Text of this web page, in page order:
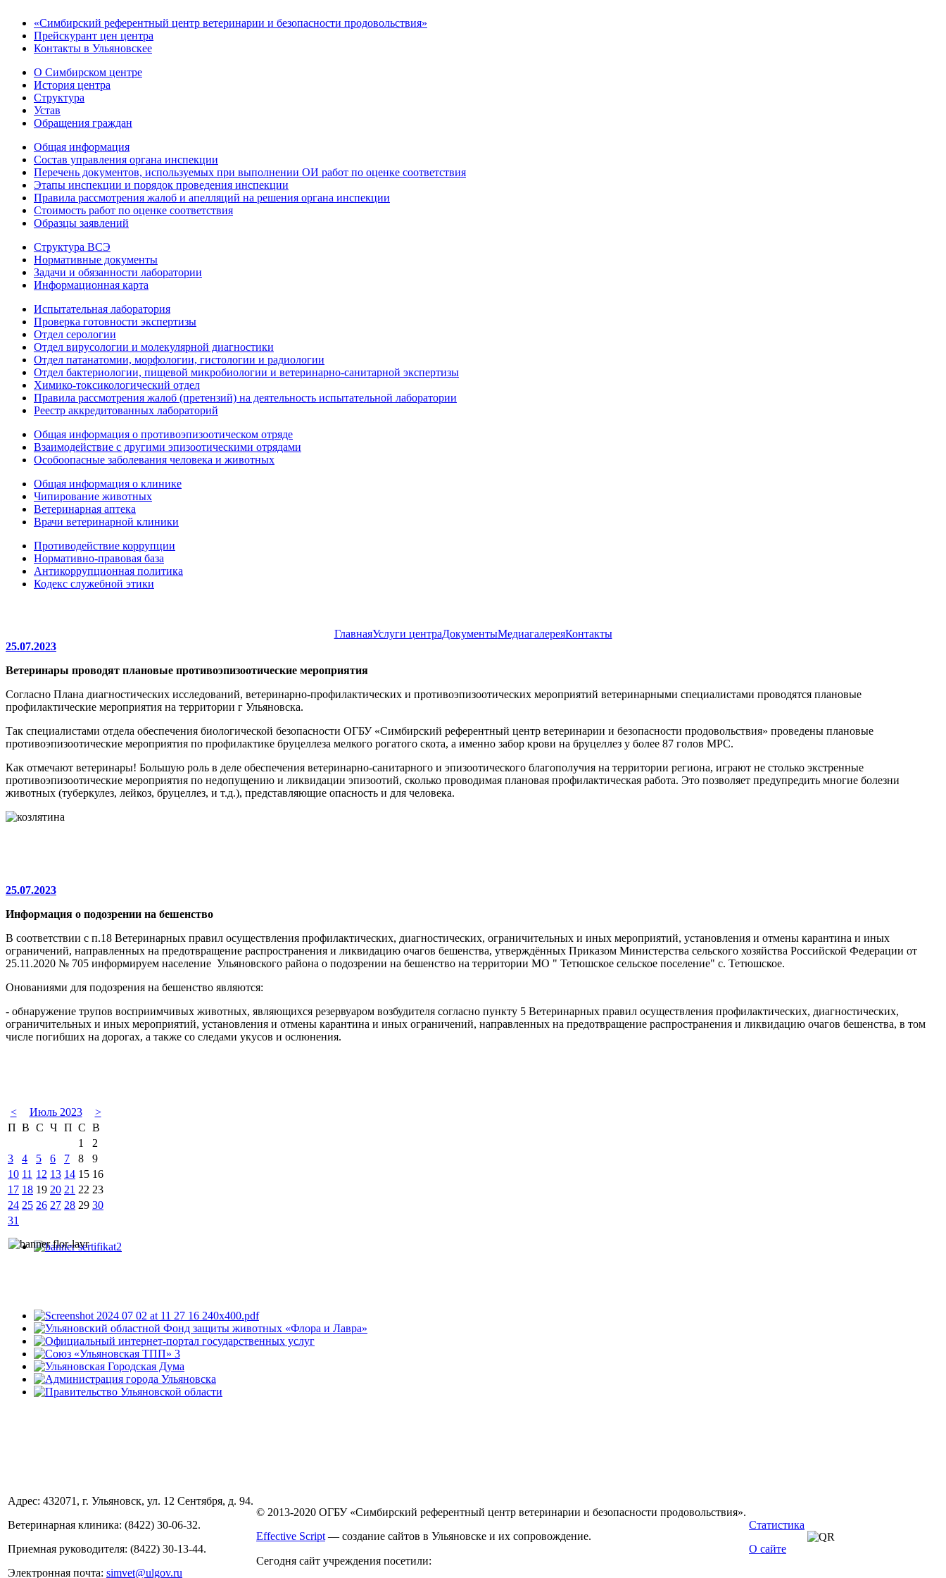
«Сим­бирс­кий референтный центр ве­тери­нар­ии и безопасности продовольствия»
Прейскурант цен центра
Контакты в Ульяновскее
О Симбирском центре
История центра
Структура
Устав
Обращения граждан
Общая информация
Состав управления органа инспекции
Перечень документов, используемых при выполнении ОИ работ по оценке соответствия
Этапы инспекции и порядок проведения инспекции
Правила рассмотрения жалоб и апелляций на решения органа инспекции
Стоимость работ по оценке соответствия
Образцы заявлений
Структура ВСЭ
Нормативные документы
Задачи и обязанности лаборатории
Информационная карта
Испытательная лаборатория
Проверка готовности экспертизы
Отдел серологии
Отдел вирусологии и молекулярной диагностики
Отдел патанатомии, морфологии, гистологии и радиологии
Отдел бактериологии, пищевой микробиологии и ветеринарно-санитарной экспертизы
Химико-токсикологический отдел
Правила рассмотрения жалоб (претензий) на деятельность испытательной лаборатории
Реестр аккредитованных лабораторий
Общая информация о противоэпизоотическом отряде
Взаимодействие с другими эпизоотическими отрядами
Особоопасные заболевания человека и животных
Общая информация о клинике
Чипирование животных
Ветеринарная аптека
Врачи ветеринарной клиники
Противодействие коррупции
Нормативно-правовая база
Антикоррупционная политика
Кодекс служебной этики
ГлавнаяУслуги центраДокументыМедиагалереяКонтакты
25.07.2023
Ветеринары проводят плановые противоэпизоотические мероприятия
Согласно Плана диагностических исследований, ветеринарно-профилактических и противоэпизоотических мероприятий ветеринарными специалистами проводятся плановые
профилактические мероприятия на территории г Ульяновска.
Так специалистами отдела обеспечения биологической безопасности ОГБУ «Симбирский референтный центр ветеринарии и безопасности продовольствия» проведены плановые
противоэпизоотические мероприятия по профилактике бруцеллеза мелкого рогатого скота, а именно забор крови на бруцеллез у более 87 голов МРС.
Как отмечают ветеринары! Большую роль в деле обеспечения ветеринарно-санитарного и эпизоотического благополучия на территории региона, играют не столько экстренные
противоэпизоотические мероприятия по недопущению и ликвидации эпизоотий, сколько проводимая плановая профилактическая работа. Это позволяет предупредить многие болезни
животных (туберкулез, лейкоз, бруцеллез, и т.д.), представляющие опасность и для человека.
25.07.2023
Информация о подозрении на бешенство
В соответствии с п.18 Ветеринарных правил осуществления профилактических, диагностических, ограничительных и иных мероприятий, установления и отмены карантина и иных
ограничений, направленных на предотвращение распространения и ликвидацию очагов бешенства, утверждённых Приказом Министерства сельского хозяйства Российской Федерации от
25.11.2020 № 705 информируем население Ульяновского района о подозрении на бешенство на территории МО " Тетюшское сельское поселение" с. Тетюшское.
Онованиями для подозрения на бешенство являются:
- обнаружение трупов восприимчивых животных, являющихся резервуаром возбудителя согласно пункту 5 Ветеринарных правил осуществления профилактических, диагностических,
ограничительных и иных мероприятий, установления и отмены карантина и иных ограничений, направленных на предотвращение распространения и ликвидацию очагов бешенства, в том
числе погибших на дорогах, а также со следами укусов и ослюнения.
< Июль 2023
>
П В С Ч П С В
1
2
3
4 5 6 7 8
9
10 11 12 13 14 15 16
17 18 19 20 21 22 23
24 25 26 27 28 29 30
31
Адрес: 432071, г. Ульяновск, ул. 12 Сентября, д. 94.
Ве­тери­нар­ная кли­ника: (8422) 30-06-32.
При­ем­ная ру­ково­дите­ля: (8422) 30-13-44.
Электронная почта: sim­vet@ul­gov.ru
© 2013-2020 ОГБУ «Сим­бирс­кий референтный центр ве­тери­нар­ии и безопасности продовольствия».
Effective Script — создание сайтов в Ульяновске и их сопровождение.
Сегодня сайт учреждения посетили:
Статистика
О сайте